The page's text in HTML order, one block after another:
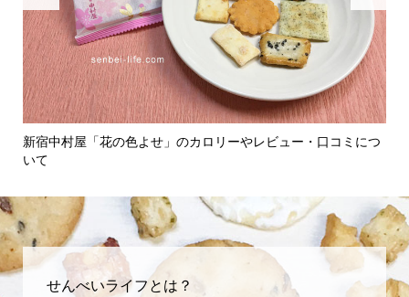
新宿中村屋「花の色よせ」のカロリーやレビュー・口コミにつ
いて
せんべいライフとは？